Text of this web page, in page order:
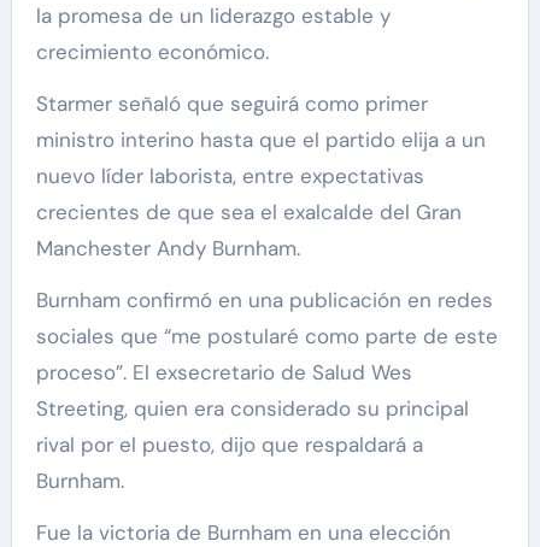
la promesa de un liderazgo estable y
crecimiento económico.
Starmer señaló que seguirá como primer
ministro interino hasta que el partido elija a un
nuevo líder laborista, entre expectativas
crecientes de que sea el exalcalde del Gran
Manchester Andy Burnham.
Burnham confirmó en una publicación en redes
sociales que “me postularé como parte de este
proceso”. El exsecretario de Salud Wes
Streeting, quien era considerado su principal
rival por el puesto, dijo que respaldará a
Burnham.
Fue la victoria de Burnham en una elección